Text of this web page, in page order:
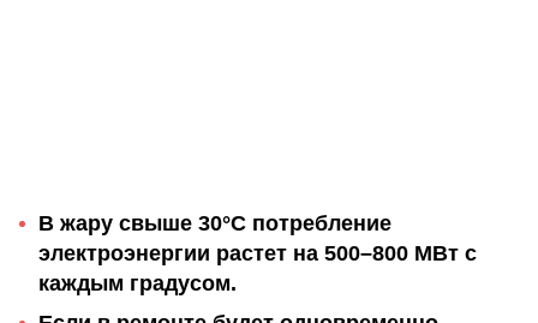
В жару свыше 30°C потребление
электроэнергии растет на 500–800 МВт с
каждым градусом.